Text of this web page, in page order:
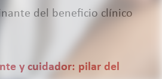
del beneficio clínico
y cuidador: pilar del